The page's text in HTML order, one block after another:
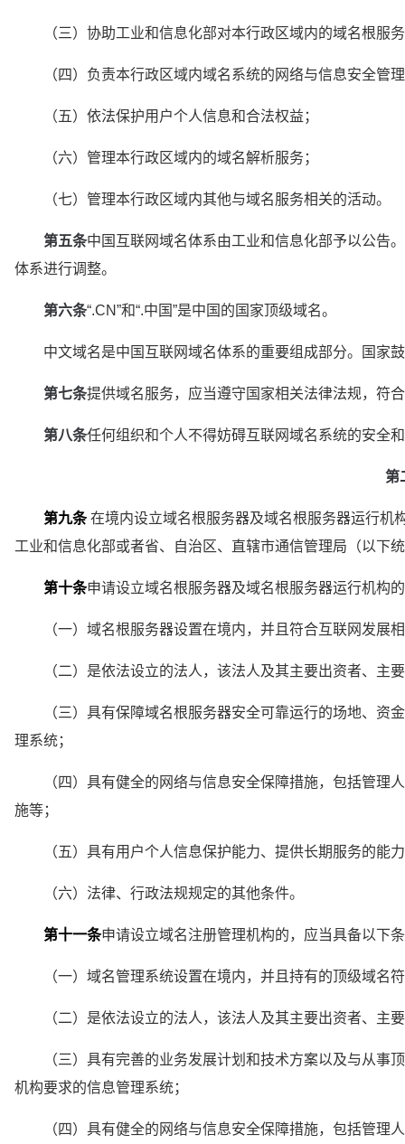
（三）协助工业和信息化部对本行政区域内的域名根服
（四）负责本行政区域内域名系统的网络与信息安全管
（五）依法保护用户个人信息和合法权益；
（六）管理本行政区域内的域名解析服务；
（七）管理本行政区域内其他与域名服务相关的活动。
第五条中国互联网域名体系由工业和信息化部予以公告
体系进行调整。
第六条“.CN”和“.中国”是中国的国家顶级域名。
中文域名是中国互联网域名体系的重要组成部分。国家
第七条提供域名服务，应当遵守国家相关法律法规，符
第八条任何组织和个人不得妨碍互联网域名系统的安全
第
第九条 在境内设立域名根服务器及域名根服务器运行机
工业和信息化部或者省、自治区、直辖市通信管理局（以下
第十条申请设立域名根服务器及域名根服务器运行机构
（一）域名根服务器设置在境内，并且符合互联网发展相
（二）是依法设立的法人，该法人及其主要出资者、主要
（三）具有保障域名根服务器安全可靠运行的场地、资
理系统；
（四）具有健全的网络与信息安全保障措施，包括管理
施等；
（五）具有用户个人信息保护能力、提供长期服务的能力
（六）法律、行政法规规定的其他条件。
第十一条申请设立域名注册管理机构的，应当具备以下
（一）域名管理系统设置在境内，并且持有的顶级域名
（二）是依法设立的法人，该法人及其主要出资者、主要
（三）具有完善的业务发展计划和技术方案以及与从事
机构要求的信息管理系统；
（四）具有健全的网络与信息安全保障措施，包括管理